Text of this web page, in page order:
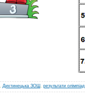
Дихтинецька ЗОШ результати олімпіад